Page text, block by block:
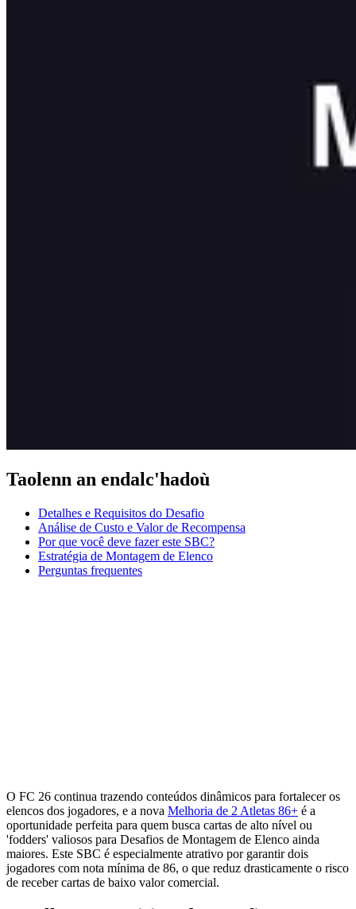
Taolenn an endalc'hadoù
Detalhes e Requisitos do Desafio
Análise de Custo e Valor de Recompensa
Por que você deve fazer este SBC?
Estratégia de Montagem de Elenco
Perguntas frequentes
O FC 26 continua trazendo conteúdos dinâmicos para fortalecer os
elencos dos jogadores, e a nova Melhoria de 2 Atletas 86+ é a
oportunidade perfeita para quem busca cartas de alto nível ou
'fodders' valiosos para Desafios de Montagem de Elenco ainda
maiores. Este SBC é especialmente atrativo por garantir dois
jogadores com nota mínima de 86, o que reduz drasticamente o risco
de receber cartas de baixo valor comercial.